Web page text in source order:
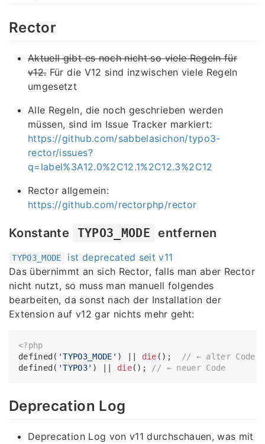
Rector
Aktuell gibt es noch nicht so viele Regeln für
v12.Für die V12 sind inzwischen viele Regeln
umgesetzt
Alle Regeln, die noch geschrieben werden
müssen, sind im Issue Tracker markiert:
https://github.com/sabbelasichon/typo3-
rector/issues?
q=label%3A12.0%2C12.1%2C12.3%2C12
Rector allgemein:
https://github.com/rectorphp/rector
Konstante TYPO3_MODE entfernen
TYPO3_MODE
ist deprecated seit v11
Das übernimmt an sich Rector, falls man aber Rector
nicht nutzt, so muss man manuell folgendes
bearbeiten, da sonst nach der Installation der
Extension auf v12 gar nichts mehr geht:
<?php
defined( 'TYPO3_MODE' ) || die ();
// ← alter Code
defined( 'TYPO3' ) || die(); // ← neuer Code
Deprecation Log
Deprecation Log von v11 durchschauen, was mit